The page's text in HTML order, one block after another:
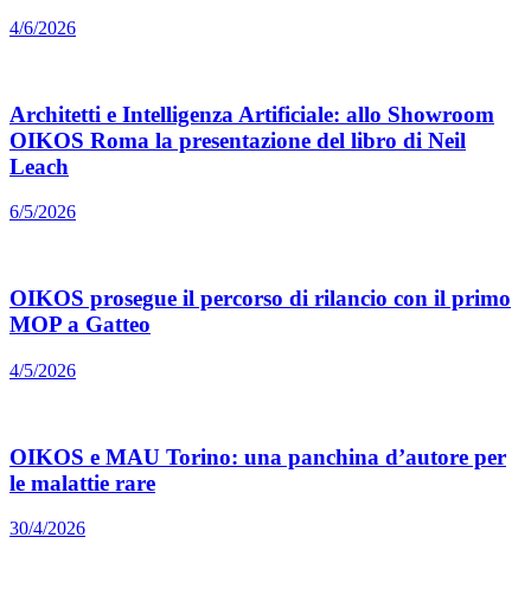
4/6/2026
Architetti e Intelligenza Artificiale: allo Showroom
OIKOS Roma la presentazione del libro di Neil
Leach
6/5/2026
OIKOS prosegue il percorso di rilancio con il primo
MOP a Gatteo
4/5/2026
OIKOS e MAU Torino: una panchina d’autore per
le malattie rare
30/4/2026